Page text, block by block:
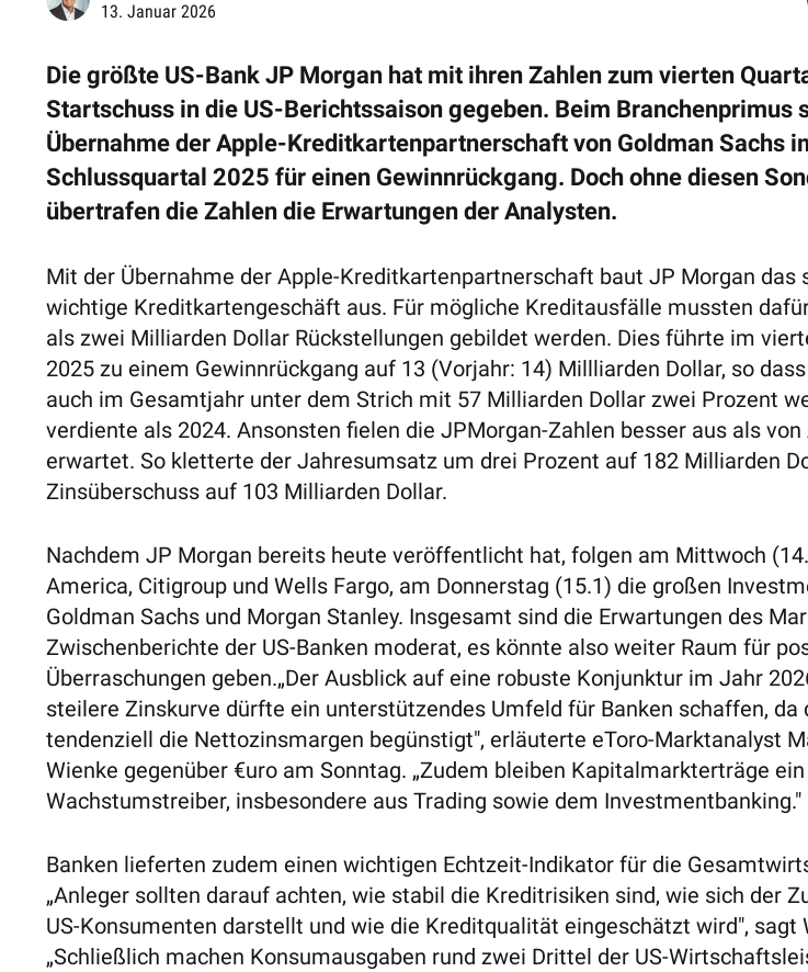
13. Januar 2026
Die größte US-Bank JP Morgan hat mit ihren Zahlen zum vierten
Startschuss in die US-Berichtssaison gegeben. Beim Branchenprimus
Übernahme der Apple-Kreditkartenpartnerschaft von Goldman Sachs
Schlussquartal 2025 für einen Gewinnrückgang. Doch ohne diesen
übertrafen die Zahlen die Erwartungen der Analysten.
Mit der Übernahme der Apple-Kreditkartenpartnerschaft baut JP Morgan das
wichtige Kreditkartengeschäft aus. Für mögliche Kreditausfälle mussten
als zwei Milliarden Dollar Rückstellungen gebildet werden. Dies führte im
2025 zu einem Gewinnrückgang auf 13 (Vorjahr: 14) Millliarden Dollar, so
auch im Gesamtjahr unter dem Strich mit 57 Milliarden Dollar zwei Prozent
verdiente als 2024. Ansonsten fielen die JPMorgan-Zahlen besser aus als von
erwartet. So kletterte der Jahresumsatz um drei Prozent auf 182 Milliarden
Zinsüberschuss auf 103 Milliarden Dollar.
Nachdem JP Morgan bereits heute veröffentlicht hat, folgen am Mittwoch
America, Citigroup und Wells Fargo, am Donnerstag (15.1) die großen
Goldman Sachs und Morgan Stanley. Insgesamt sind die Erwartungen des
Zwischenberichte der US-Banken moderat, es könnte also weiter Raum für
Überraschungen geben.„Der Ausblick auf eine robuste Konjunktur im Jahr
steilere Zinskurve dürfte ein unterstützendes Umfeld für Banken schaffen, da
tendenziell die Nettozinsmargen begünstigt", erläuterte eToro-Marktanalyst
Wienke gegenüber €uro am Sonntag. „Zudem bleiben Kapitalmarkterträge
Wachstumstreiber, insbesondere aus Trading sowie dem Investmentbanking."
Banken lieferten zudem einen wichtigen Echtzeit-Indikator für die
„Anleger sollten darauf achten, wie stabil die Kreditrisiken sind, wie sich der
US-Konsumenten darstellt und wie die Kreditqualität eingeschätzt wird", sagt
„Schließlich machen Konsumausgaben rund zwei Drittel der US-